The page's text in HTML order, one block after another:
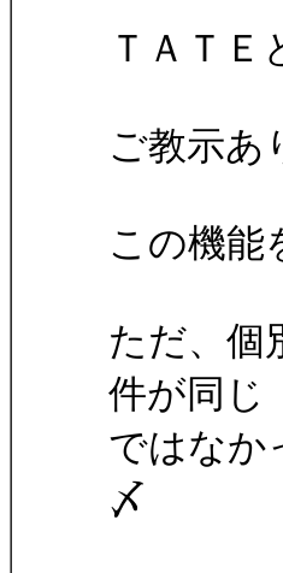
ＴＡＴＥ
ご教示あ
この機能
ただ、個
件が同じ
ではなか
〆